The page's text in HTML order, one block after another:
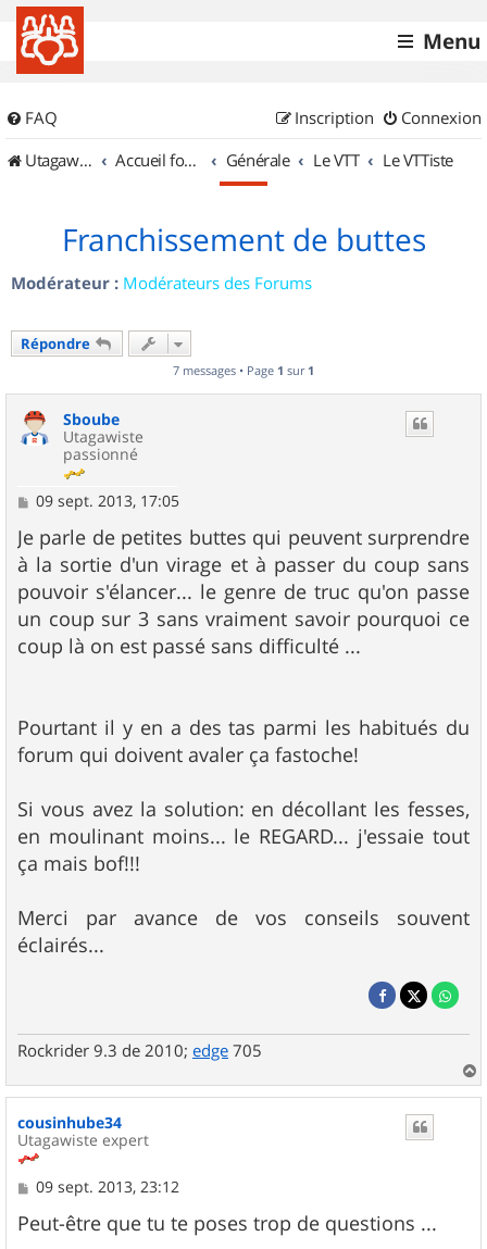
Menu
FAQ Connexion
Inscription
UtagawaVTT (Randos VTT et VTTAE avec traces GPS)
Accueil forum Générale Le VTT Le VTTiste
Franchissement de buttes
Modérateur : Modérateurs des Forums
Répondre
7 messages • Page 1 sur 1
Sboube
Utagawiste
passionné
M
s
s
a
g
e
09 sept. 2013, 17:05
Je parle de petites buttes qui peuvent surprendre
à la sortie d'un virage et à passer du coup sans
pouvoir s'élancer... le genre de truc qu'on passe
un coup sur 3 sans vraiment savoir pourquoi ce
coup là on est passé sans difficulté ...
Pourtant il y en a des tas parmi les habitués du
forum qui doivent avaler ça fastoche!
Si vous avez la solution: en décollant les fesses,
en moulinant moins... le REGARD... j'essaie tout
ça mais bof!!!
Merci par avance de vos conseils souvent
éclairés...
Rockrider 9.3 de 2010; edge 705
a
u
cousinhube34
Utagawiste expert
M
s
s
09 sept. 2013, 23:12
Peut-être que tu te poses trop de questions ...